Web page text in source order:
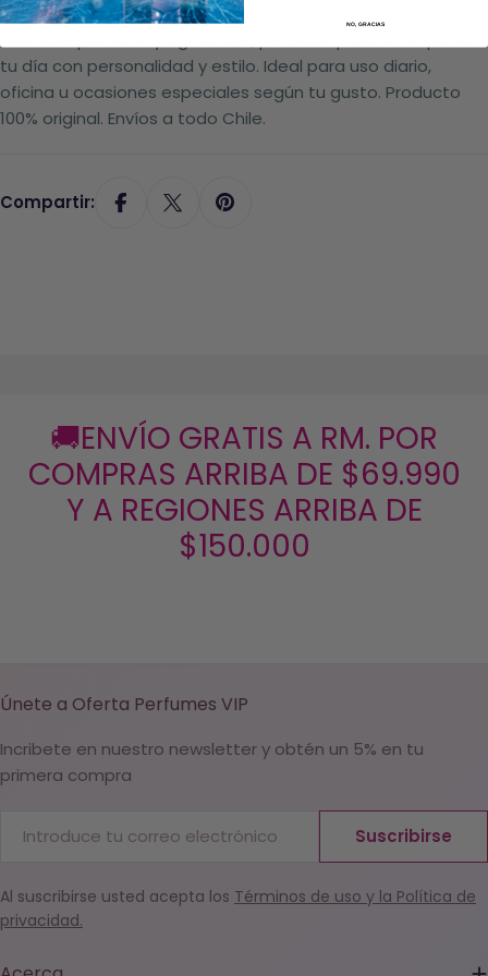
tu día con personalidad y estilo. Ideal para uso diario,
oficina u ocasiones especiales según tu gusto. Producto
100% original. Envíos a todo Chile.
Compartir:
🚚ENVÍO GRATIS A RM. POR
COMPRAS ARRIBA DE $69.990
Y A REGIONES ARRIBA DE
$150.000
Únete a Oferta Perfumes VIP
Incribete en nuestro newsletter y obtén un 5% en tu
primera compra
electrónico
Suscribirse
Al suscribirse usted acepta los Términos de uso y la Política de
privacidad.
NO, GRACIAS